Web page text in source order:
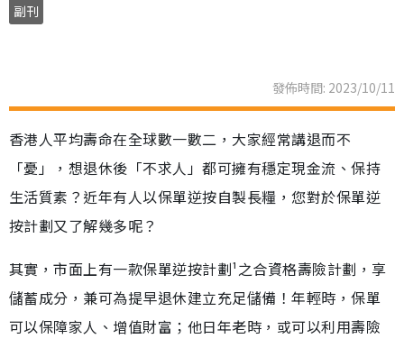
副刊
發佈時間: 2023/10/11
香港人平均壽命在全球數一數二，大家經常講退而不
「憂」，想退休後「不求人」都可擁有穩定現金流、保持
生活質素？近年有人以保單逆按自製長糧，您對於保單逆
按計劃又了解幾多呢？
其實，市面上有一款保單逆按計劃¹之合資格壽險計劃，享
儲蓄成分，兼可為提早退休建立充足儲備！年輕時，保單
可以保障家人、增值財富；他日年老時，或可以利用壽險